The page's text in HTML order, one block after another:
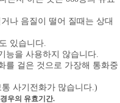
나 음질이 떨어 질때는 상대
있습니다.
능을 사용하지 않습니다.
를 걸은 것으로 가장해 통화중
사기전화가 많습니다.)
우의 유효기간.